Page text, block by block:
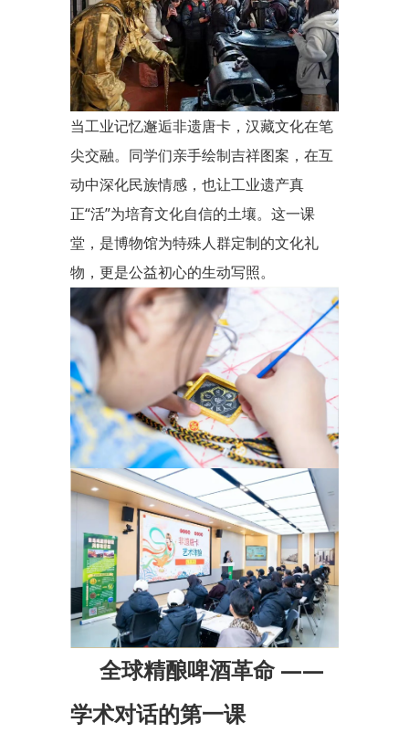
当工业记忆邂逅非遗唐卡，汉藏文化在笔
尖交融。同学们亲手绘制吉祥图案，在互
动中深化民族情感，也让工业遗产真
正“活”为培育文化自信的土壤。这一课
堂，是博物馆为特殊人群定制的文化礼
物，更是公益初心的生动写照。
全球精酿啤酒革命 ——
学术对话的第一课